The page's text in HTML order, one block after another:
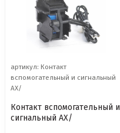
артикул: Контакт
вспомогательный и сигнальный
AX/
Контакт вспомогательный и
сигнальный AX/